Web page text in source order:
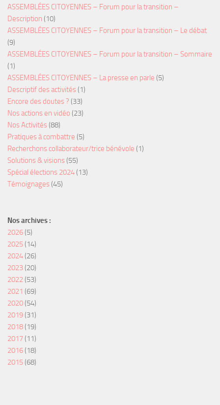
ASSEMBLÉES CITOYENNES – Forum pour la transition –
Description (10)
ASSEMBLÉES CITOYENNES – Forum pour la transition – Le débat
(9)
ASSEMBLÉES CITOYENNES – Forum pour la transition – Sommaire
(1)
ASSEMBLÉES CITOYENNES – La presse en parle (5)
Descriptif des activités (1)
Encore des doutes ? (33)
Nos actions en vidéo (23)
Nos Activités (88)
Pratiques à combattre (5)
Recherchons collaborateur/trice bénévole (1)
Solutions & visions (55)
Spécial élections 2024 (13)
Témoignages (45)
Nos archives :
2026 (5)
2025 (14)
2024 (26)
2023 (20)
2022 (53)
2021 (69)
2020 (54)
2019 (31)
2018 (19)
2017 (11)
2016 (18)
2015 (68)